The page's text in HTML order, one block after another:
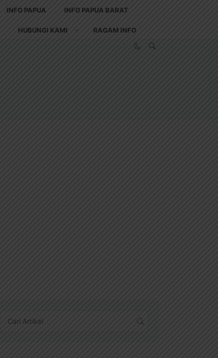
INFO PAPUA INFO PAPUA BARAT
HUBUNGI KAMI RAGAM INFO